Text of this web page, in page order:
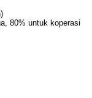
80% untuk koperasi